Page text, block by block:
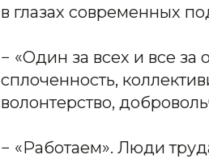
в глазах современных
− «Один за всех и все
сплоченность,
волонтерство,
− «Работаем». Люди